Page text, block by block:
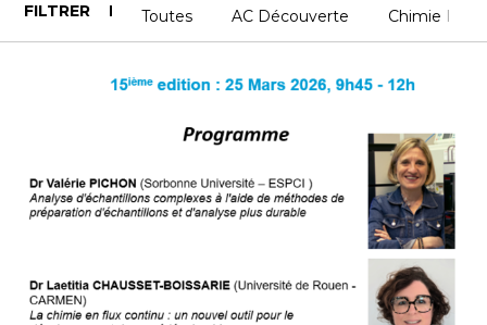
FILTRER Toutes AC Découverte Chimie